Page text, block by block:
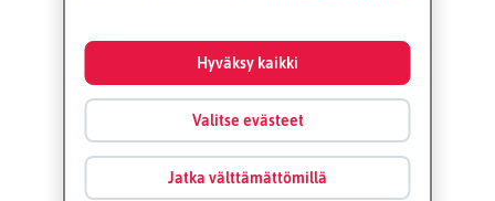
Valitse evästeet
Jatka välttämättömillä
Hyväksy kaikki